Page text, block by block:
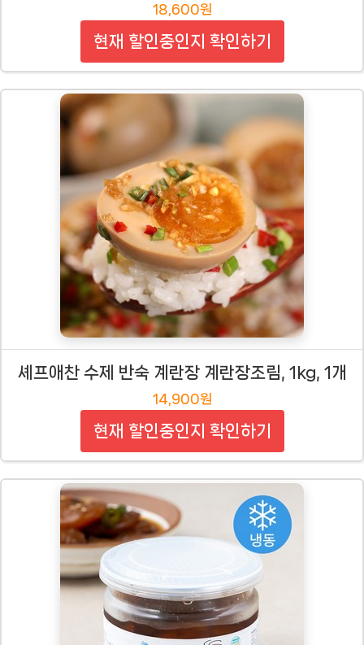
18,600원
현재 할인중인지 확인하기
셰프애찬 수제 반숙 계란장 계란장조림, 1kg, 1개
14,900원
현재 할인중인지 확인하기